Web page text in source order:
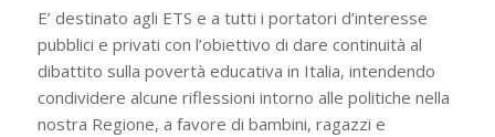
E’ destinato agli ETS e a tutti i portatori d’interesse
pubblici e privati con l’obiettivo di dare continuità al
dibattito sulla povertà educativa in Italia, intendendo
condividere alcune riflessioni intorno alle politiche nella
nostra Regione, a favore di bambini, ragazzi e